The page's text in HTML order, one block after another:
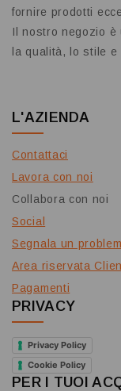
fornire prodotti
Il nostro negozio è
la qualità, lo stile
L'AZIENDA
Contattaci
Lavora con noi
Collabora con noi
Social
Segnala un
Area riservata
Pagamenti
PRIVACY
Privacy Policy
Cookie Policy
PER I TUOI